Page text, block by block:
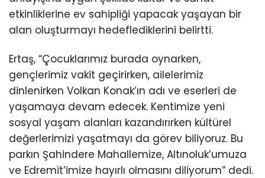
etkinliklerine ev sahipliği yapacak yaşayan bir
alan oluşturmayı hedeflediklerini belirtti.
Ertaş, “Çocuklarımız burada oynarken,
gençlerimiz vakit geçirirken, ailelerimiz
dinlenirken Volkan Konak’ın adı ve eserleri de
yaşamaya devam edecek. Kentimize yeni
sosyal yaşam alanları kazandırırken kültürel
değerlerimizi yaşatmayı da görev biliyoruz. Bu
parkın Şahindere Mahallemize, Altınoluk’umuza
ve Edremit’imize hayırlı olmasını diliyorum” dedi.